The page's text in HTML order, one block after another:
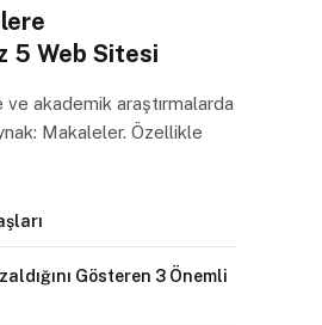
5 Web Sitesi
akademik araştırmalarda
Makaleler. Özellikle
Gösteren 3 Önemli